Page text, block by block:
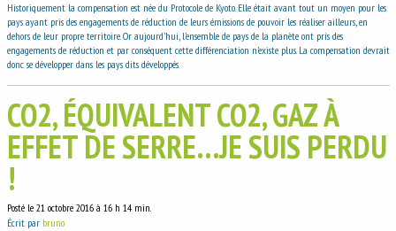
Historiquement la compensation est née du Protocole de Kyoto. Elle était avant tout un moyen pour les
pays ayant pris des engagements de réduction de leurs émissions de pouvoir les réaliser ailleurs, en
dehors de leur propre territoire. Or aujourd’hui, l’ensemble de pays de la planète ont pris des
engagements de réduction et par conséquent cette différenciation n’existe plus. La compensation devrait
donc se développer dans les pays dits développés.
CO2, ÉQUIVALENT CO2, GAZ À
EFFET DE SERRE…JE SUIS PERDU
!
Posté le 21 octobre 2016 à 16 h 14 min.
Écrit par bruno